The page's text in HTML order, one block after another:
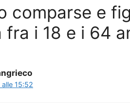
comparse e
i 18 e i 64
15:52